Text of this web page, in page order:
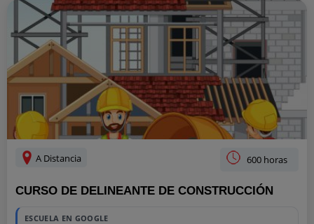
A Distancia 600 horas
CURSO DE DELINEANTE DE CONSTRUCCIÓN
ESCUELA EN GOOGLE